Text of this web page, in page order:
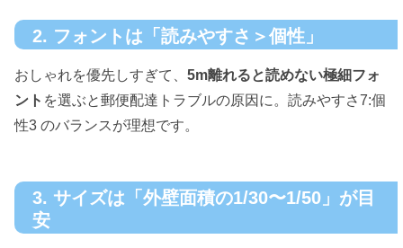
2. フォントは「読みやすさ＞個性」
おしゃれを優先しすぎて、 5m離れると読めない極細フォ
ント を選ぶと郵便配達トラブルの原因に。読みやすさ7:個
性3 のバランスが理想です。
3. サイズは「外壁面積の1/30〜1/50」が目
安